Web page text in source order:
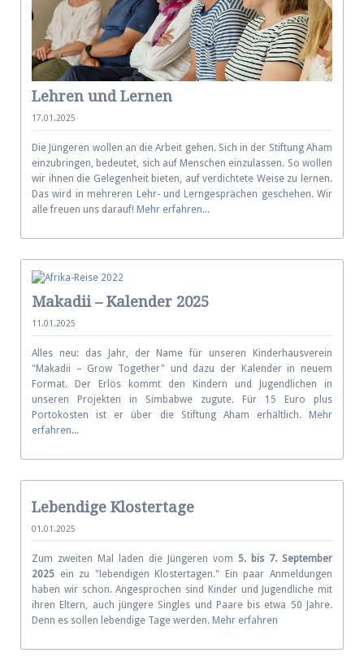
Lehren und Lernen
17.01.2025
Die Jüngeren wollen an die Arbeit gehen. Sich in der Stiftung Aham
einzubringen, bedeutet, sich auf Menschen einzulassen. So wollen
wir ihnen die Gelegenheit bieten, auf verdichtete Weise zu lernen.
Das wird in mehreren Lehr- und Lerngesprächen geschehen. Wir
alle freuen uns darauf! Mehr erfahren...
Makadii – Kalender 2025
11.01.2025
Alles neu: das Jahr, der Name für unseren Kinderhausverein
"Makadii – Grow Together" und dazu der Kalender in neuem
Format. Der Erlös kommt den Kindern und Jugendlichen in
unseren Projekten in Simbabwe zugute. Für 15 Euro plus
Portokosten ist er über die Stiftung Aham erhältlich. Mehr
erfahren...
Lebendige Klostertage
01.01.2025
Zum zweiten Mal laden die Jün­geren vom 5. bis 7. Sep­tem­ber
2025 ein zu "leben­di­gen Klo­ster­ta­gen." Ein paar An­mel­dun­gen
haben wir schon. An­ge­spro­chen sind Kinder und Ju­gend­liche mit
ihren Eltern, auch jüngere Singles und Paare bis etwa 50 Jahre.
Denn es sollen le­ben­di­ge Tage werden. Mehr erfahren